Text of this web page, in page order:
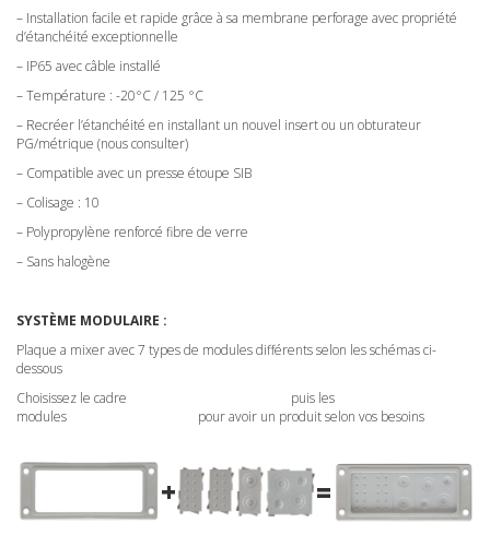
– Installation facile et rapide grâce à sa membrane perforage avec propriété
d’étanchéité exceptionnelle
– IP65 avec câble installé
– Température : -20°C / 125 °C
– Recréer l’étanchéité en installant un nouvel insert ou un obturateur
PG/métrique (nous consulter)
– Compatible avec un presse étoupe SIB
– Colisage : 10
– Polypropylène renforcé fibre de verre
– Sans halogène
SYSTÈME MODULAIRE :
Plaque a mixer avec 7 types de modules différents selon les schémas ci-
dessous
Choisissez le cadre puis les
modules pour avoir un produit selon vos besoins
+ =